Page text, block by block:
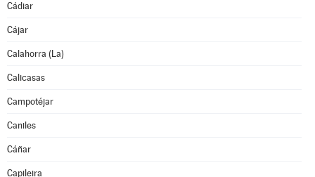
Cádiar
Cájar
Calahorra (La)
Calicasas
Campotéjar
Caniles
Cáñar
Capileira